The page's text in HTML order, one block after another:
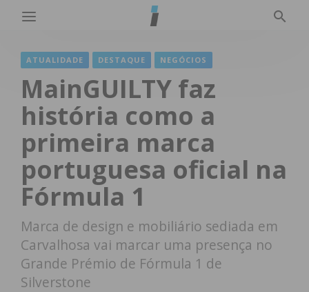
ATUALIDADE DESTAQUE NEGÓCIOS
MainGUILTY faz
história como a
primeira marca
portuguesa oficial na
Fórmula 1
Marca de design e mobiliário sediada em
Carvalhosa vai marcar uma presença no
Grande Prémio de Fórmula 1 de
Silverstone